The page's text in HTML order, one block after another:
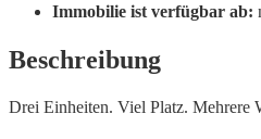
Immobilie ist verfügbar ab:
Beschreibung
Drei Einheiten. Viel Platz. Mehrere